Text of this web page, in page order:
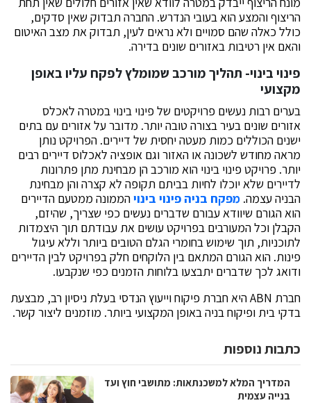
הריצוף והמצע הוא בעובי הנדרש. החברה תבדוק שאין סדקים,
כולל כאלה שהם סמויים ולא נראים לעין, תבדוק את מצב האיטום
והאם אין רטיבות באזורים שונים בדירה.
פינוי בינוי- תהליך מורכב שמומלץ לפקח עליו באופן
מקצועי
בערים רבות נעשים פרויקטים של פינוי בינוי במטרה לאכלס
אזורים שונים בעיר בצורה טובה יותר. מדובר על אזורים עם בתים
ישנים הכוללים כמות מעטה יחסית של דיירים. הפרויקט נותן
מראה מחודש לשכונה או האזור וגם אופציה לאכלוס דיירים רבים
יותר. פרויקט פינוי בינוי הוא מורכב הן מבחינת מתן פתרונות
לדיירים שלא יוכלו לחיות בביתם תקופה לא קצרה והן מבחינת
הבניה עצמה. מפקח בניה פינוי בינויהממונה ממטעם הדיירים
הוא הגורם שיוודא עבורם שדברים נעשים כפי שצריך, שהיזם,
הקבלן וכל המעורבים בפרויקט עושים את עבודתם תוך היצמדות
לתוכניות, תוך שימוש בחומרי הגלם הטובים ביותר וללא עיגול
פינות. הוא הגורם המתאם בין הלוקחים חלק בפרויקט לבין הדיירים
ודואג לכך שדברים יתבצעו בלוחות הזמנים כפי שנקבעו.
חברת ABN היא חברת פיקוח וייעוץ הנדסי בעלת ניסיון רב, מבצעת
בדקי בית ופיקוח בניה באופן המקצועי ביותר. מוזמנים ליצור קשר.
כתבות נוספות
המדריך המלא למשכנתאות: מתושבי חוץ ועד
בנייה עצמית